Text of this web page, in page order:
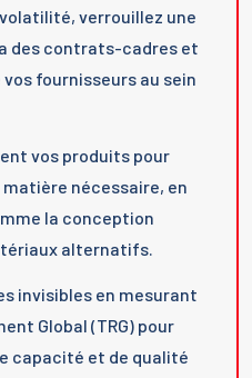
verrouillez une
des contrats-cadres et
fournisseurs au sein
vos produits pour
nécessaire, en
la conception
alternatifs.
invisibles en mesurant
Global (TRG) pour
capacité et de qualité